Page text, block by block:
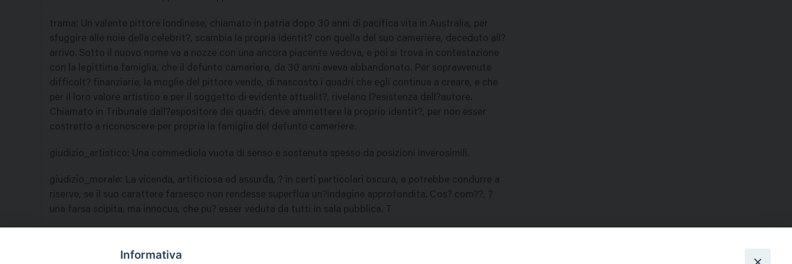
trama: Un valente pittore londinese, chiamato in patria dopo 30 anni di pacifica vita in Australia, per
sfuggire alle noie della celebrit?, scambia la propria identit? con quella del suo cameriere, deceduto all?
arrivo. Sotto il nuovo nome va a nozze con una ancora piacente vedova, e poi si trova in contestazione
con la legittima famiglia, che il defunto cameriere, da 30 anni aveva abbandonato. Per sopravvenute
difficolt? finanziarie, la moglie del pittore vende, di nascosto i quadri che egli continua a creare, e che
per il loro valore artistico e per il soggetto di evidente attualit?, rivelano l?esistenza dell?autore.
Chiamato in Tribunale dall?espositore dei quadri, deve ammettere la proprio identit?, per non esser
costretto a riconoscere per propria la famiglia del defunto cameriere.
giudizio_artistico: Una commediola vuota di senso e sostenuta spesso da posizioni inverosimili.
giudizio_morale: La vicenda, artificiosa ed assurda, ? in certi particolari oscura, e potrebbe condurre a
riserve, se il suo carattere farsesco non rendesse superflua un?indagine approfondita. Cos? com??, ?
una farsa scipita, ma innocua, che pu? esser veduta da tutti in sala pubblica. T
Informativa